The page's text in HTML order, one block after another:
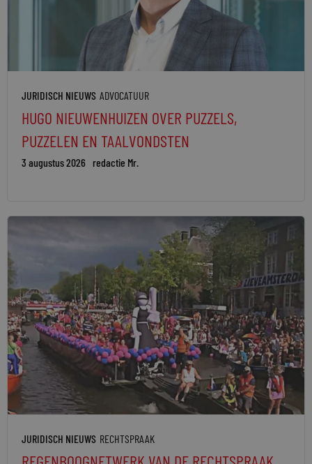
JURIDISCH NIEUWS ADVOCATUUR
HUGO NIEUWENHUIZEN OVER PUZZELS,
PUZZELEN EN TAALVONDSTEN
3 augustus 2026 redactie Mr.
JURIDISCH NIEUWS RECHTSPRAAK